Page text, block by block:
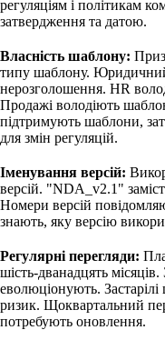
регуляціям і політикам
затвердження та датою.
Власність шаблону:
типу шаблону.
нерозголошення. HR
Продажі володіють
підтримують шаблони,
для змін регуляцій.
Іменування версій:
версій. "NDA_v2.1"
Номери версій
знають, яку версію
Регулярні перегляди:
шість-дванадцять
еволюціонують.
ризик. Щоквартальний
потребують оновлення.